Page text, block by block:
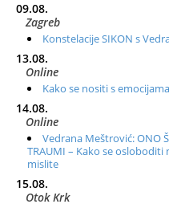
09.08.
Zagreb
Konstelacije SIKON s
13.08.
Online
Kako se nositi s
14.08.
Online
Vedrana Meštrović: ONO
TRAUMI – Kako se
mislite
15.08.
Otok Krk